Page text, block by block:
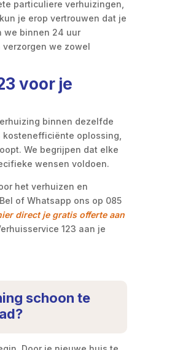
particuliere verhuizingen,
je erop vertrouwen dat je
we binnen 24 uur
we zowel
voor je
binnen dezelfde
oplossing,
We begrijpen dat elke
wensen voldoen.
het verhuizen en
of Whatsapp ons op 085
direct je gratis offerte aan
123 aan je
schoon te